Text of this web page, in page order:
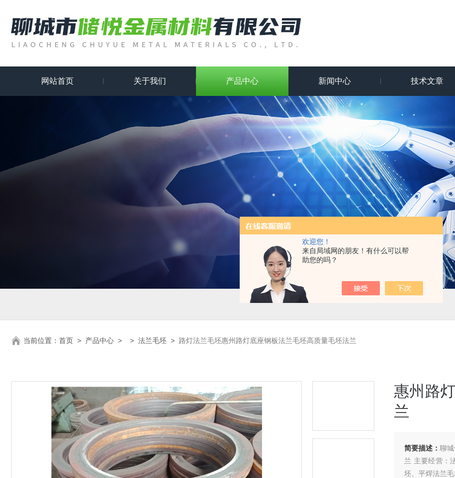
欢迎您！
来自局域网的朋友！有什么可以帮
助您的吗？
网站首页 关于我们 产品中心 新闻中心 技术文章
当前位置： 首页 > 产品中心 > > 法兰毛坯 > 路灯法兰毛坯惠州路灯底座钢板法兰毛坯高质量毛坯法兰
惠州路
兰
简要描述：聊
兰 主要经营：
坯、平焊法兰